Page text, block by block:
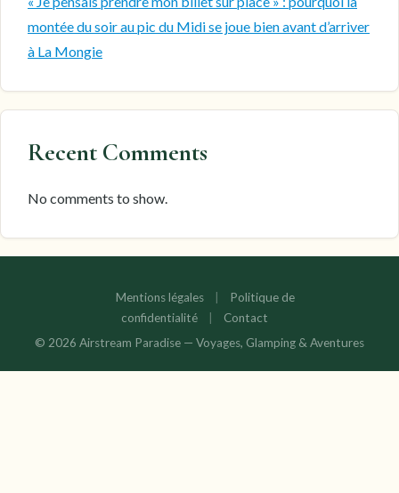
montée du soir au pic du Midi se joue bien avant d’arriver
à La Mongie
Recent Comments
No comments to show.
Mentions légales
Politique de
confidentialité
Contact
© 2026 Airstream Paradise — Voyages, Glamping & Aventures